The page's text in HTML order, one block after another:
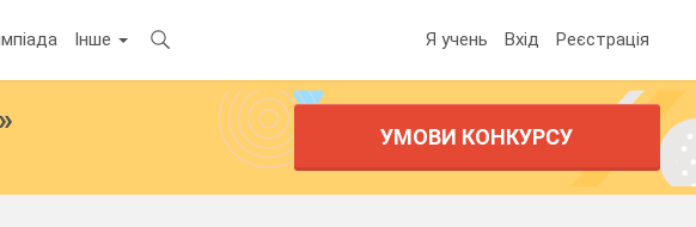
Інше Я учень Вхід Реєстрація
УМОВИ КОНКУРСУ